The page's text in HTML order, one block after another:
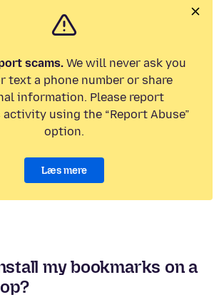
scams.We will never ask you
text a phone number or share
information. Please report
using the “Report Abuse”
option.
Læs mere
my bookmarks on a